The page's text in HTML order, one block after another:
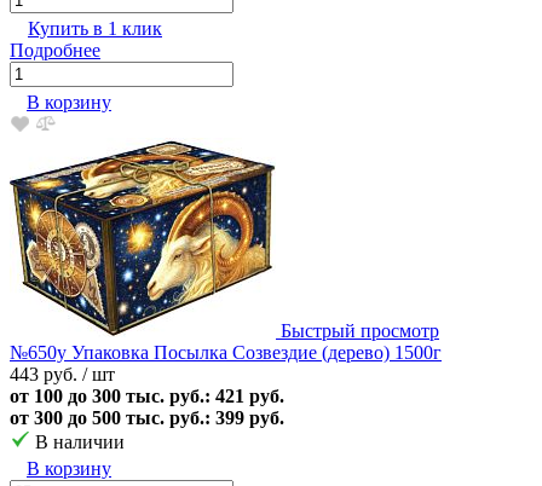
Купить в 1 клик
Подробнее
В корзину
Быстрый просмотр
№650у Упаковка Посылка Созвездие (дерево) 1500г
443 руб. / шт
от 100 до 300 тыс. руб.: 421 руб.
от 300 до 500 тыс. руб.: 399 руб.
В наличии
В корзину